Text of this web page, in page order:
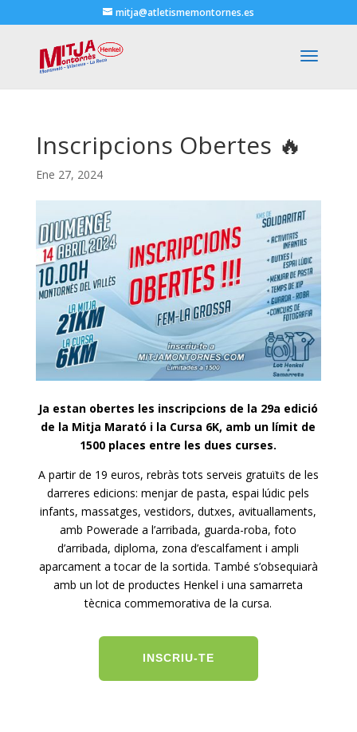
mitja@atletismemontornes.es
Inscripcions Obertes 🔥
Ene 27, 2024
Ja estan obertes les inscripcions de la 29a edició
de la Mitja Marató i la Cursa 6K, amb un límit de
1500 places entre les dues curses.
A partir de 19 euros, rebràs tots serveis gratuïts de les
darreres edicions: menjar de pasta, espai lúdic pels
infants, massatges, vestidors, dutxes, avituallaments,
amb Powerade a l’arribada, guarda-roba, foto
d’arribada, diploma, zona d’escalfament i ampli
aparcament a tocar de la sortida. També s’obsequiarà
amb un lot de productes Henkel i una samarreta
tècnica commemorativa de la cursa.
INSCRIU-TE